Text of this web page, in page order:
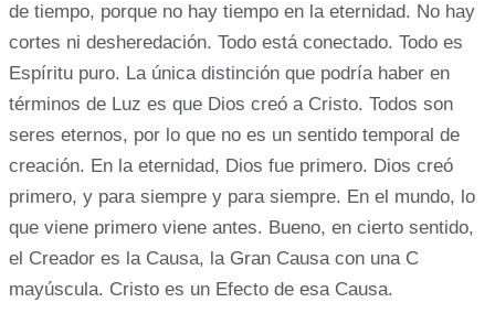
de tiempo, porque no hay tiempo en la eternidad. No hay
cortes ni desheredación. Todo está conectado. Todo es
Espíritu puro. La única distinción que podría haber en
términos de Luz es que Dios creó a Cristo. Todos son
seres eternos, por lo que no es un sentido temporal de
creación. En la eternidad, Dios fue primero. Dios creó
primero, y para siempre y para siempre. En el mundo, lo
que viene primero viene antes. Bueno, en cierto sentido,
el Creador es la Causa, la Gran Causa con una C
mayúscula. Cristo es un Efecto de esa Causa.